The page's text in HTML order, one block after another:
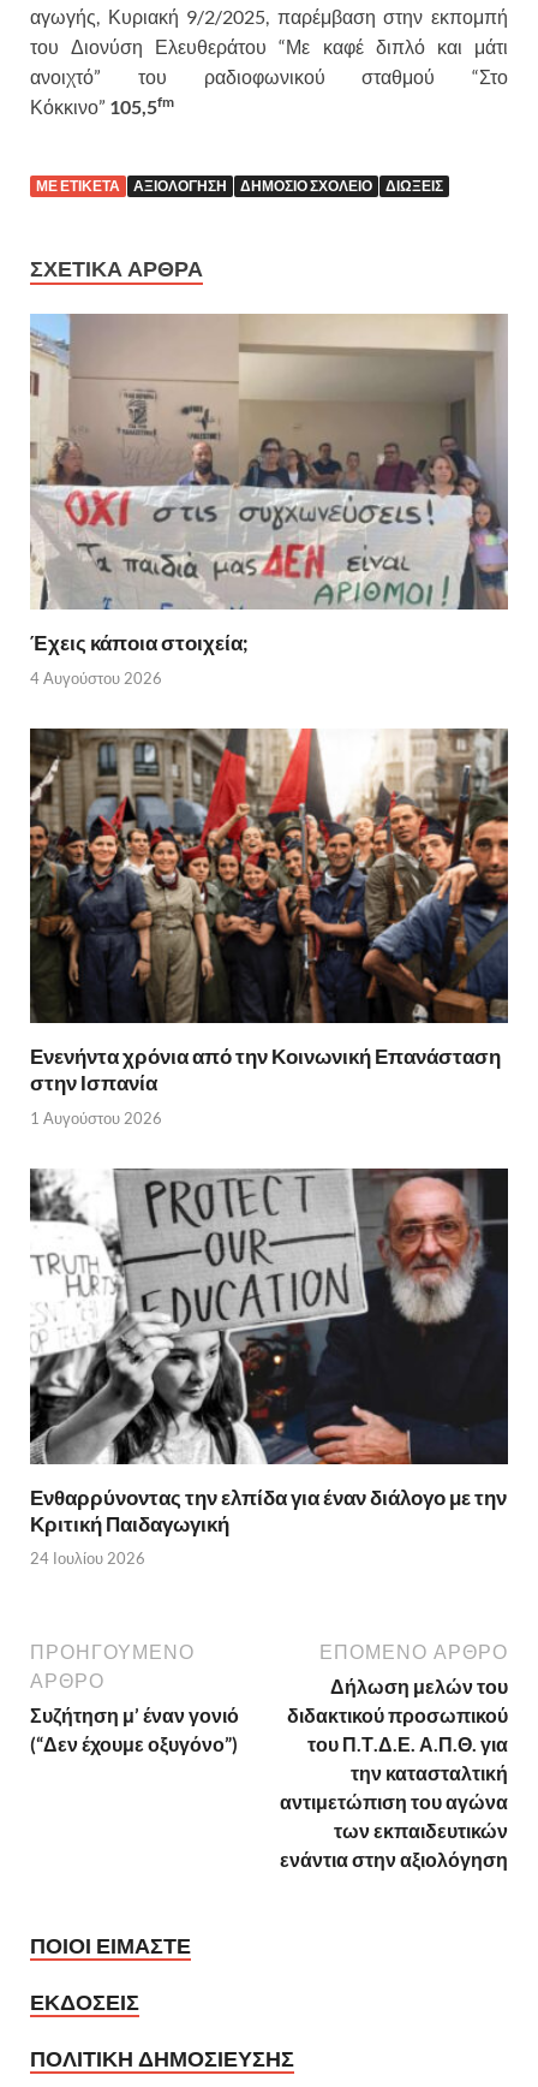
αγωγής, Κυριακή 9/2/2025, παρέμβαση στην εκπομπή
του Διονύση Ελευθεράτου “Με καφέ διπλό και μάτι
ανοιχτό” του ραδιοφωνικού σταθμού “Στο
Κόκκινο” 105,5fm
ΜΕ ΕΤΙΚΕΤΑ ΑΞΙΟΛΟΓΗΣΗ ΔΗΜΟΣΙΟ ΣΧΟΛΕΙΟ ΔΙΩΞΕΙΣ
ΣΧΕΤΙΚΑ ΑΡΘΡΑ
Έχεις κάποια στοιχεία;
4 Αυγούστου 2026
Ενενήντα χρόνια από την Κοινωνική Επανάσταση
στην Ισπανία
1 Αυγούστου 2026
Ενθαρρύνοντας την ελπίδα για έναν διάλογο με την
Κριτική Παιδαγωγική
24 Ιουλίου 2026
ΠΡΟΗΓΟΥΜΕΝΟ
ΑΡΘΡΟ
Συζήτηση μ’ έναν γονιό
(“Δεν έχουμε οξυγόνο”)
ΕΠΟΜΕΝΟ ΑΡΘΡΟ
Δήλωση μελών του
διδακτικού προσωπικού
του Π.Τ.Δ.Ε. Α.Π.Θ. για
την κατασταλτική
αντιμετώπιση του αγώνα
των εκπαιδευτικών
ενάντια στην αξιολόγηση
ΠΟΙΟΙ ΕΙΜΑΣΤΕ
ΕΚΔΟΣΕΙΣ
ΠΟΛΙΤΙΚΗ ΔΗΜΟΣΙΕΥΣΗΣ